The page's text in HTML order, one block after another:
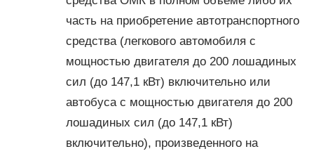
часть на приобретение автотранспортного
средства (легкового автомобиля с
мощностью двигателя до 200 лошадиных
сил (до 147,1 кВт) включительно или
автобуса с мощностью двигателя до 200
лошадиных сил (до 147,1 кВт)
включительно), произведенного на